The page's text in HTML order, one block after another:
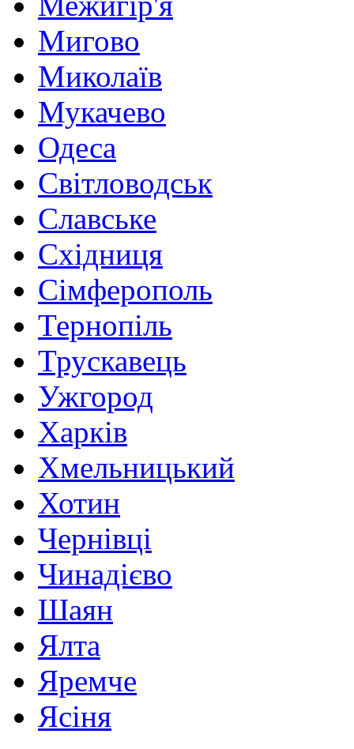
Мигово
Миколаїв
Мукачево
Одеса
Світловодськ
Славське
Східниця
Сімферополь
Тернопіль
Трускавець
Ужгород
Харків
Хмельницький
Хотин
Чернівці
Чинадієво
Шаян
Ялта
Яремче
Ясіня